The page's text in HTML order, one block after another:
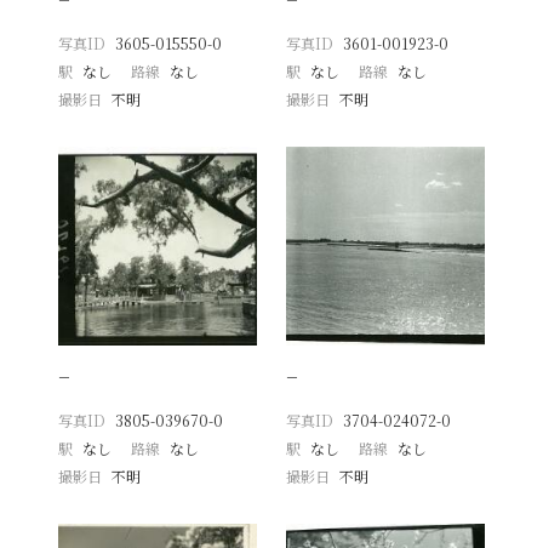
写真ID 3605-015550-0
駅 なし 路線 なし
撮影日
不明
写真ID 3601-001923-0
駅 なし 路線 なし
撮影日 不明
−
写真ID 3805-039670-0
駅 なし 路線 なし
撮影日
不明
−
写真ID 3704-024072-0
駅 なし 路線 なし
撮影日 不明